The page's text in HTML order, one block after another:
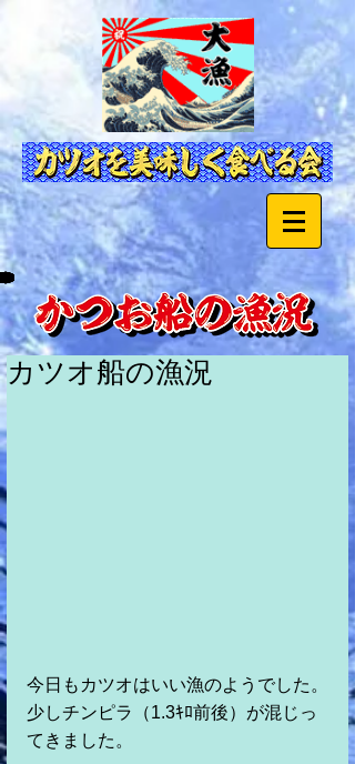
カツオ船の漁況
今日もカツオはいい漁のようでした。
少しチンピラ（1.3ｷﾛ前後）が混じっ
てきました。